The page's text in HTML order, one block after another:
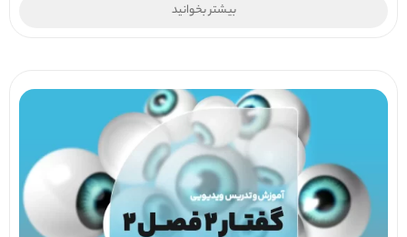
بیشتر بخوانید